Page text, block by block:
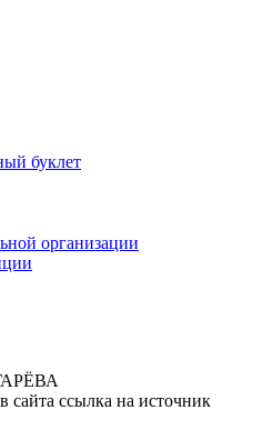
буклет
организации
сайта ссылка на источник